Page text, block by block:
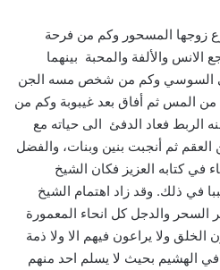
زوجها المسحور وكم من فرحة
والألفة والمحبة بينهما
السوسي وكم من شخص مسه الجن
المس ثم أفاق بعد غيبوبة وكم من
الربط فعاد الدفئ الى حياته مع
ثم أنجبت بنين وبنات، والفضل
في كتابه العزيز فكان الشيخ
في ذلك. وقد زاد اهتمام الشيخ
السحر والدجل كل انحاء المعمورة
ولا يراعون فيهم الا ولا ذمة
في الهشيم بحيث لا يسلم احد منهم